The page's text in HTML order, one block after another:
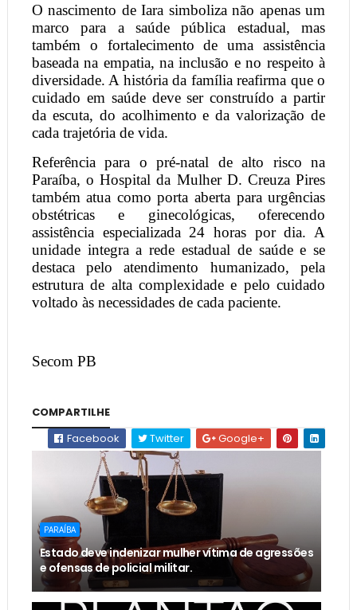
O nascimento de Iara simboliza não apenas um
marco para a saúde pública estadual, mas
também o fortalecimento de uma assistência
baseada na empatia, na inclusão e no respeito à
diversidade. A história da família reafirma que o
cuidado em saúde deve ser construído a partir
da escuta, do acolhimento e da valorização de
cada trajetória de vida.
Referência para o pré-natal de alto risco na
Paraíba, o Hospital da Mulher D. Creuza Pires
também atua como porta aberta para urgências
obstétricas e ginecológicas, oferecendo
assistência especializada 24 horas por dia. A
unidade integra a rede estadual de saúde e se
destaca pelo atendimento humanizado, pela
estrutura de alta complexidade e pelo cuidado
voltado às necessidades de cada paciente.
Secom PB
COMPARTILHE
Facebook
Twitter Google+
PARAÍBA
Estado deve indenizar mulher vítima de agressões
e ofensas de policial militar.